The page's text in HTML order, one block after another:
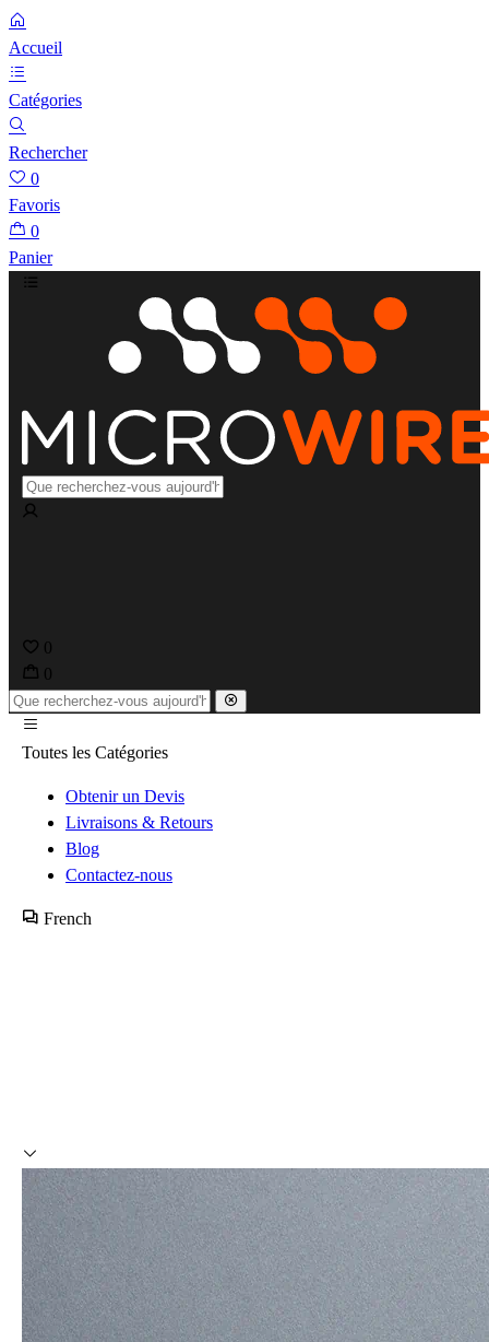
Accueil
Catégories
Rechercher
0
Favoris
0
Panier
0
0
Toutes les Catégories
Obtenir un Devis
Livraisons & Retours
Blog
Contactez-nous
French